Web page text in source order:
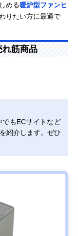
める暖炉型ファンヒ
りたい方に最適で
れ筋商品
でもECサイトなど
紹介します。ぜひ